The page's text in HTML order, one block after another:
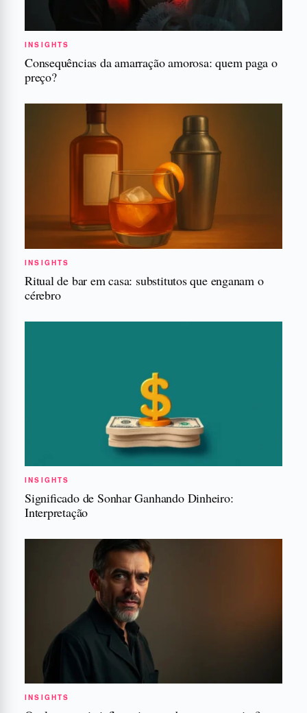
INSIGHTS
Consequências da amarração amorosa: quem paga o
preço?
INSIGHTS
Ritual de bar em casa: substitutos que enganam o
cérebro
INSIGHTS
Significado de Sonhar Ganhando Dinheiro:
Interpretação
INSIGHTS